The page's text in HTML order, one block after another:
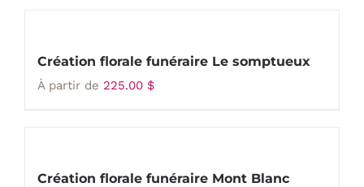
Création florale funéraire Le somptueux
À partir de 225.00 $
Création florale funéraire Mont Blanc